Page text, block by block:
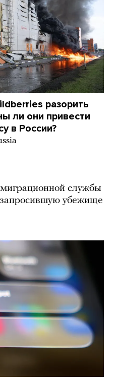
разорить
ли они привести
в России?
службы
убежище